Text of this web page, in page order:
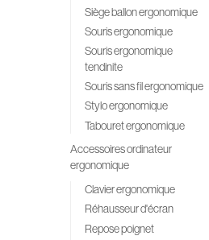
Siège ballon ergonomique
Souris ergonomique
Souris ergonomique
tendinite
Souris sans fil ergonomique
Stylo ergonomique
Tabouret ergonomique
Accessoires ordinateur
ergonomique
Clavier ergonomique
Réhausseur d'écran
Repose poignet